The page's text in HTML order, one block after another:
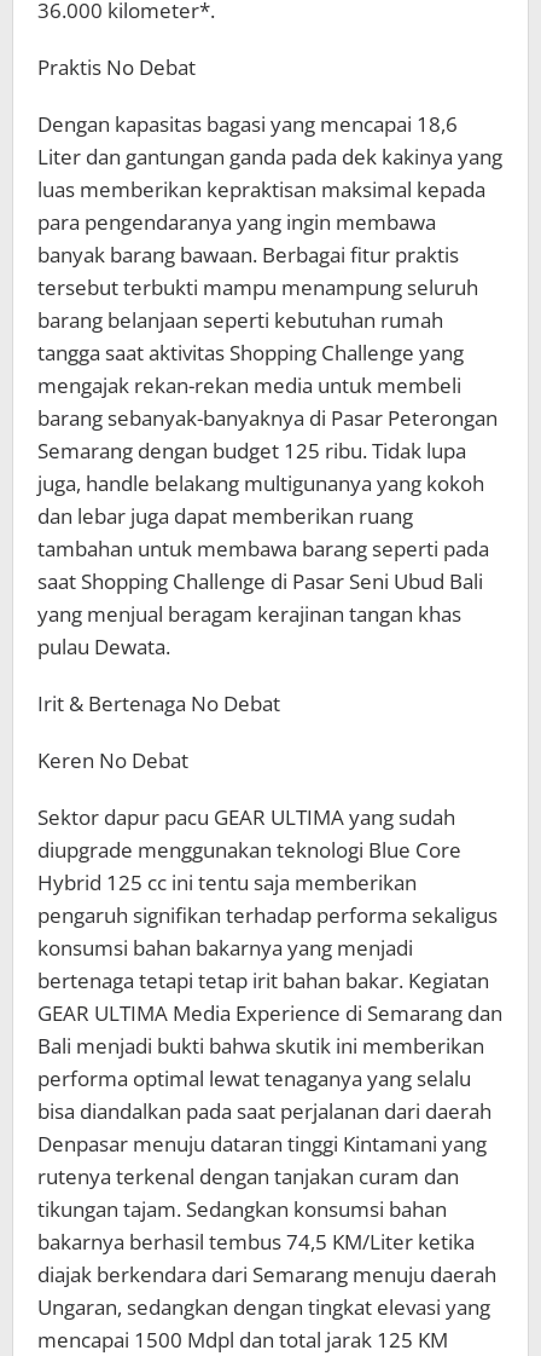
36.000 kilometer*.
Praktis No Debat
Dengan kapasitas bagasi yang mencapai 18,6
Liter dan gantungan ganda pada dek kakinya yang
luas memberikan kepraktisan maksimal kepada
para pengendaranya yang ingin membawa
banyak barang bawaan. Berbagai fitur praktis
tersebut terbukti mampu menampung seluruh
barang belanjaan seperti kebutuhan rumah
tangga saat aktivitas Shopping Challenge yang
mengajak rekan-rekan media untuk membeli
barang sebanyak-banyaknya di Pasar Peterongan
Semarang dengan budget 125 ribu. Tidak lupa
juga, handle belakang multigunanya yang kokoh
dan lebar juga dapat memberikan ruang
tambahan untuk membawa barang seperti pada
saat Shopping Challenge di Pasar Seni Ubud Bali
yang menjual beragam kerajinan tangan khas
pulau Dewata.
Irit & Bertenaga No Debat
Keren No Debat
Sektor dapur pacu GEAR ULTIMA yang sudah
diupgrade menggunakan teknologi Blue Core
Hybrid 125 cc ini tentu saja memberikan
pengaruh signifikan terhadap performa sekaligus
konsumsi bahan bakarnya yang menjadi
bertenaga tetapi tetap irit bahan bakar. Kegiatan
GEAR ULTIMA Media Experience di Semarang dan
Bali menjadi bukti bahwa skutik ini memberikan
performa optimal lewat tenaganya yang selalu
bisa diandalkan pada saat perjalanan dari daerah
Denpasar menuju dataran tinggi Kintamani yang
rutenya terkenal dengan tanjakan curam dan
tikungan tajam. Sedangkan konsumsi bahan
bakarnya berhasil tembus 74,5 KM/Liter ketika
diajak berkendara dari Semarang menuju daerah
Ungaran, sedangkan dengan tingkat elevasi yang
mencapai 1500 Mdpl dan total jarak 125 KM